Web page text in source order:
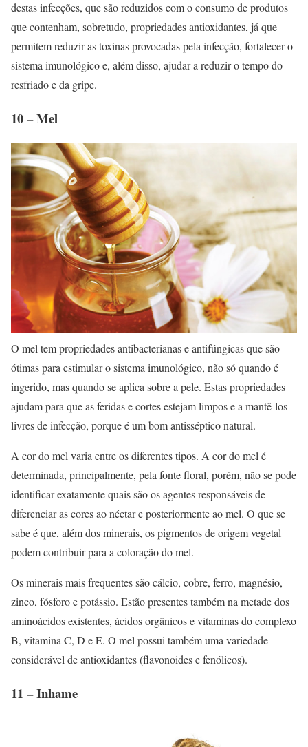
destas infecções, que são reduzidos com o consumo de produtos
que contenham, sobretudo, propriedades antioxidantes, já que
permitem reduzir as toxinas provocadas pela infecção, fortalecer o
sistema imunológico e, além disso, ajudar a reduzir o tempo do
resfriado e da gripe.
10 – Mel
O mel tem propriedades antibacterianas e antifúngicas que são
ótimas para estimular o sistema imunológico, não só quando é
ingerido, mas quando se aplica sobre a pele. Estas propriedades
ajudam para que as feridas e cortes estejam limpos e a mantê-los
livres de infecção, porque é um bom antisséptico natural.
A cor do mel varia entre os diferentes tipos. A cor do mel é
determinada, principalmente, pela fonte floral, porém, não se pode
identificar exatamente quais são os agentes responsáveis de
diferenciar as cores ao néctar e posteriormente ao mel. O que se
sabe é que, além dos minerais, os pigmentos de origem vegetal
podem contribuir para a coloração do mel.
Os minerais mais frequentes são cálcio, cobre, ferro, magnésio,
zinco, fósforo e potássio. Estão presentes também na metade dos
aminoácidos existentes, ácidos orgânicos e vitaminas do complexo
B, vitamina C, D e E. O mel possui também uma variedade
considerável de antioxidantes (flavonoides e fenólicos).
11 – Inhame